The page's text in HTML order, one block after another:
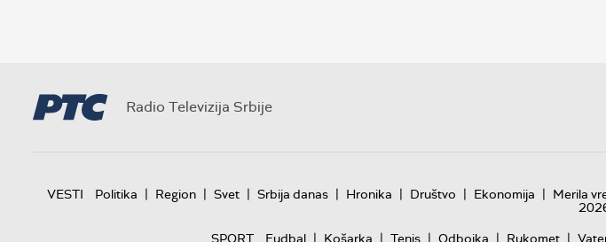
Radio Televizija Srbije
VESTI Politika | Region | Svet | Srbija danas | Hronika | Društvo | Ekonomija | Merila
SPORT
Fudbal | Košarka | Tenis | Odbojka | Rukomet |